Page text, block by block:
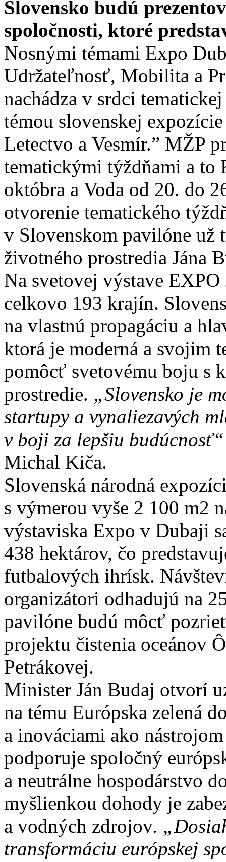
Slovensko budú
spoločnosti, ktoré
Nosnými témami Expo
Udržateľnosť, Mobilita a
nachádza v srdci
témou slovenskej
Letectvo a Vesmír.” MŽP
tematickými týždňami a to
októbra a Voda od 20. do
otvorenie tematického
v Slovenskom pavilóne už
životného prostredia Jána
Na svetovej výstave
celkovo 193 krajín.
na vlastnú propagáciu a
ktorá je moderná a svojim
pomôcť svetovému boju s
prostredie. „Slovensko je
startupy a vynaliezavých
v boji za lepšiu budúcnosť“
Michal Kiča.
Slovenská národná
s výmerou vyše 2 100 m2
výstaviska Expo v Dubaji
438 hektárov, čo
futbalových ihrísk.
organizátori odhadujú na
pavilóne budú môcť
projektu čistenia oceánov
Petrákovej.
Minister Ján Budaj otvorí
na tému Európska zelená
a inováciami ako
podporuje spoločný
a neutrálne hospodárstvo
myšlienkou dohody je
a vodných zdrojov.
transformáciu európskej